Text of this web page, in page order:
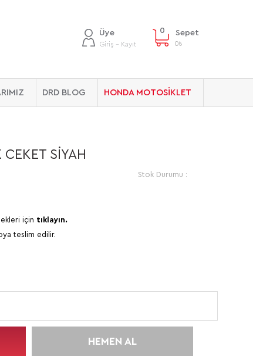
Sepet
0₺
0
Üye
Giriş - Kayıt
DRD BLOG HONDA MOTOSİKLET
SİYAH
Stok Durumu :
için tıklayın.
teslim edilir.
HEMEN AL